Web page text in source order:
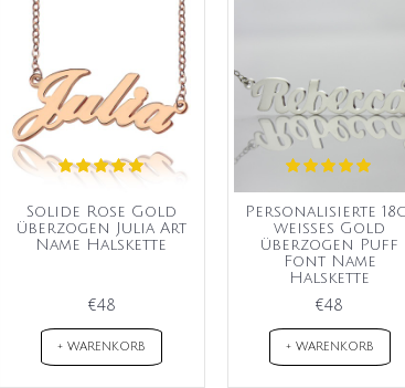
Solide Rose Gold
überzogen Julia Art
Name Halskette
€48
+ WARENKORB
Personalisierte
weißes Gold
überzogen Puff
Font Name
Halskette
€48
+ WARENKORB